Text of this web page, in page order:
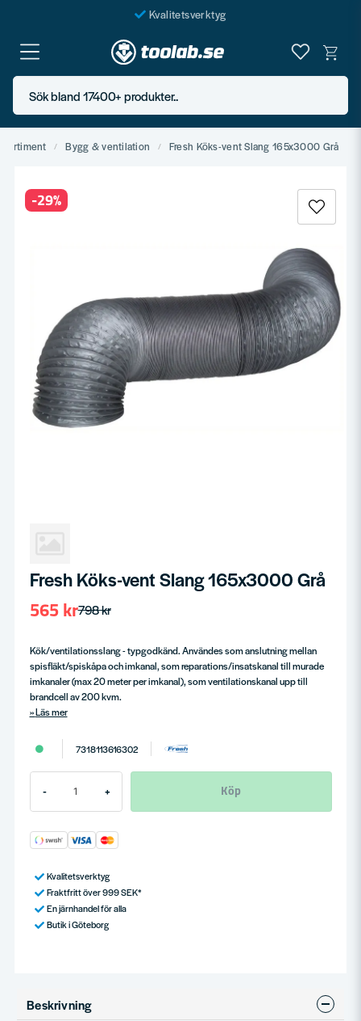
Kvalitetsverktyg
Fraktfritt över 999 SEK*
En järnhandel för alla
Butik i Göteborg
Sök bland 17400+ produkter..
Bygg & ventilation Fresh Köks-vent Slang 165x3000 Grå
-29%
Fresh Köks-vent Slang 165x3000 Grå
798 kr
565 kr
Kök/ventilationsslang - typgodkänd. Användes som anslutning mellan
spisfläkt/spiskåpa och imkanal, som reparations/insatskanal till murade
imkanaler (max 20 meter per imkanal), som ventilationskanal upp till
brandcell av 200 kvm.
Läs mer
7318113616302
- + Köp
Kvalitetsverktyg
Fraktfritt över 999 SEK*
En järnhandel för alla
Butik i Göteborg
Beskrivning